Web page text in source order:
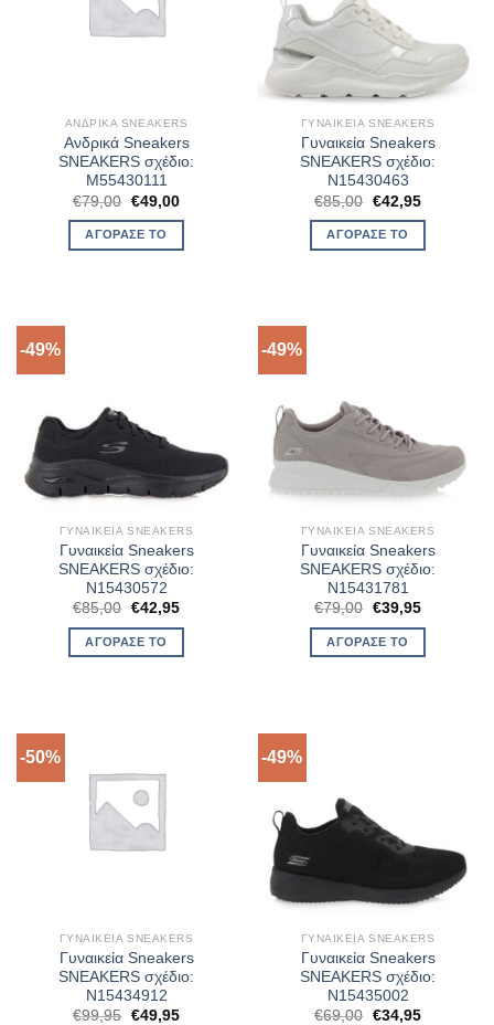
ΑΝΔΡΙΚΆ SNEAKERS
Ανδρικά Sneakers
SNEAKERS σχέδιο:
M55430111
€79,00 Original
price
was:
€79,00.
€49,00Η
ΑΓΌΡΑΣΈ ΤΟ
ΓΥΝΑΙΚΕΊΑ SNEAKERS
Γυναικεία Sneakers
SNEAKERS σχέδιο:
N15430463
€85,00 Original
price
was:
€85,00.
€42,95Η
ΑΓΌΡΑΣΈ ΤΟ
-49%
ΓΥΝΑΙΚΕΊΑ SNEAKERS
Γυναικεία Sneakers
SNEAKERS σχέδιο:
N15430572
€85,00 Original
was:
€85,00.
€42,95Η
ΑΓΌΡΑΣΈ ΤΟ
-49%
ΓΥΝΑΙΚΕΊΑ SNEAKERS
Γυναικεία Sneakers
SNEAKERS σχέδιο:
N15431781
€79,00 Original
was:
€79,00.
€39,95Η
ΑΓΌΡΑΣΈ ΤΟ
-50%
ΓΥΝΑΙΚΕΊΑ SNEAKERS
Γυναικεία Sneakers
SNEAKERS σχέδιο:
N15434912
€99,95 Original
€49,95Η
-49%
ΓΥΝΑΙΚΕΊΑ SNEAKERS
Γυναικεία Sneakers
SNEAKERS σχέδιο:
N15435002
€69,00 Original
€34,95Η